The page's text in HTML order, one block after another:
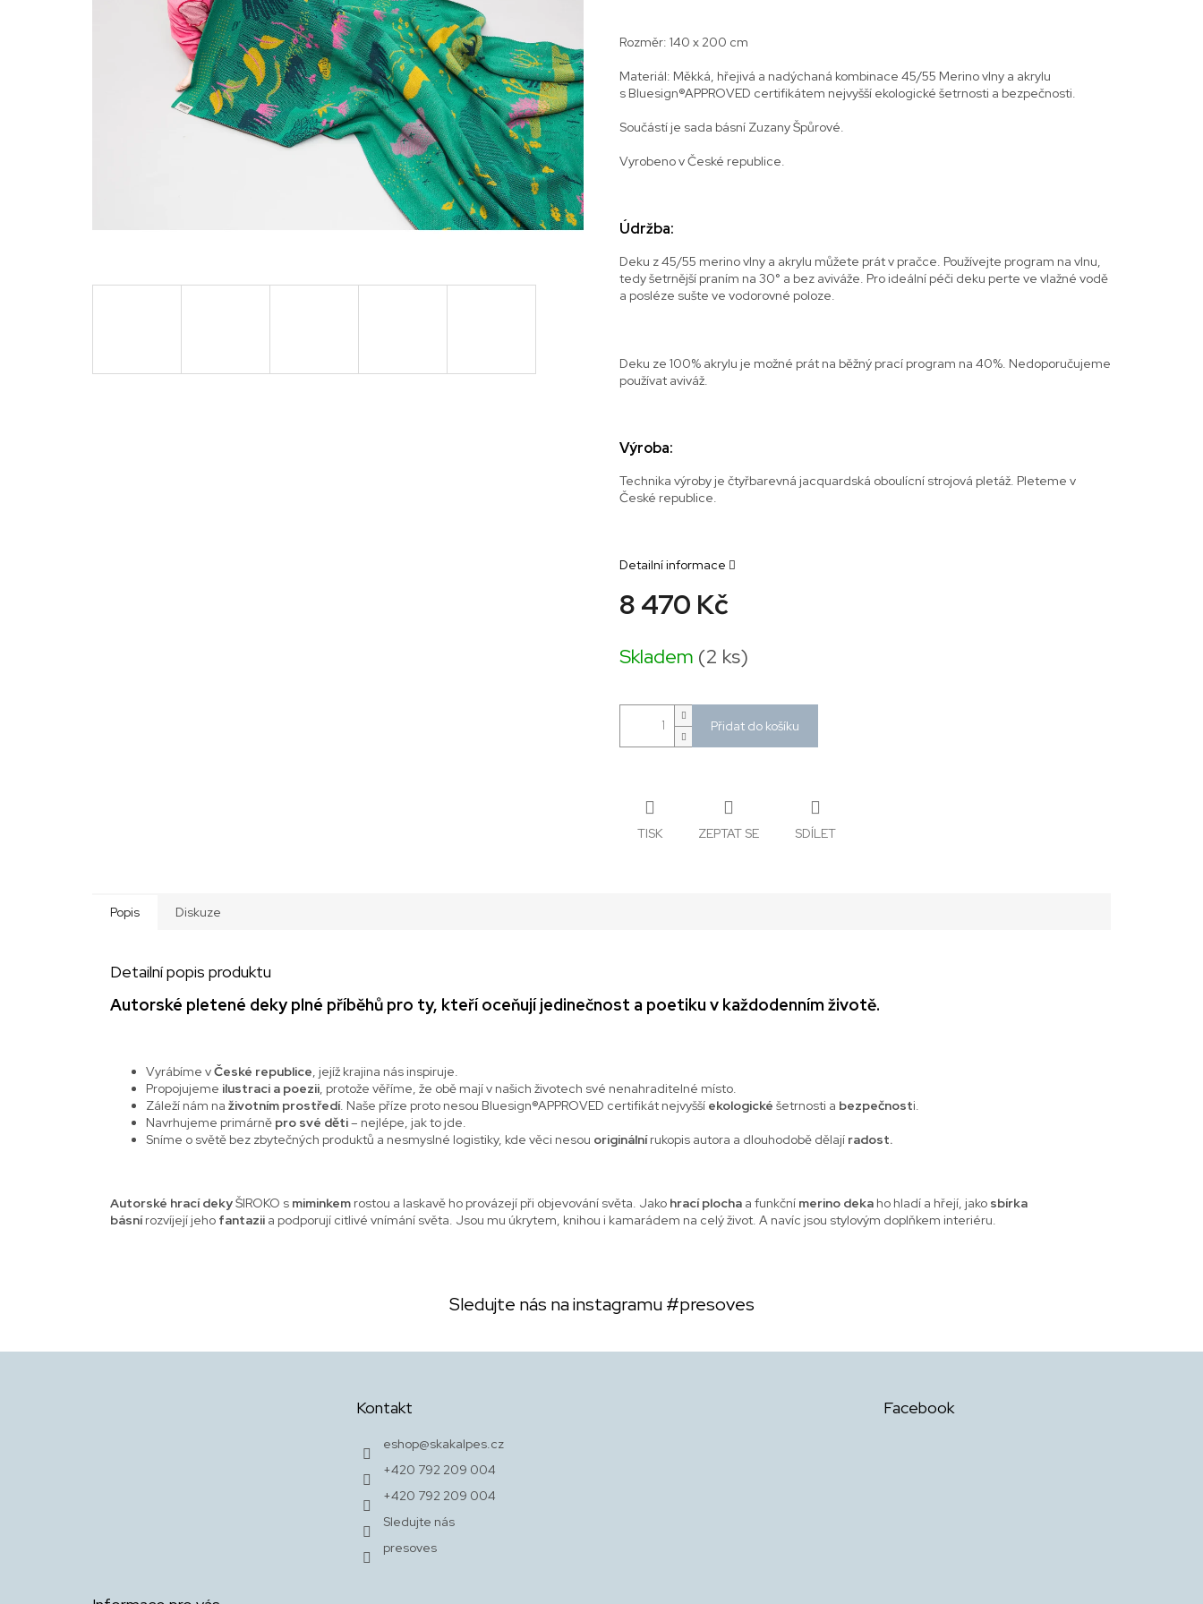
8 470 Kč
cena:
Skladem (2 ks)
Přidat do košíku
Rozměr: 140 x 200 cm
Materiál: Měkká, hřejivá a nadýchaná kombinace 45/55 Merino vlny a akrylu
s Bluesign®APPROVED certifikátem nejvyšší ekologické šetrnosti a bezpečnosti.
Součástí je sada básní Zuzany Špůrové.
Vyrobeno v České republice.
Údržba:
Deku z 45/55 merino vlny a akrylu můžete prát v pračce. Používejte program na vlnu,
tedy šetrnější praním na 30° a bez aviváže. Pro ideální péči deku perte ve vlažné vodě
a posléze sušte ve vodorovné poloze.
Deku ze 100% akrylu je možné prát na běžný prací program na 40%. Nedoporučujeme
používat aviváž.
Výroba:
Technika výroby je čtyřbarevná jacquardská oboulícní strojová pletáž. Pleteme v
České republice.
Detailní informace
TISK ZEPTAT SE SDÍLET
Popis Diskuze
Detailní popis produktu
Autorské pletené deky plné příběhů pro ty, kteří oceňují jedinečnost a poetiku v každodenním životě.
Vyrábíme vČeské republice, jejíž krajina nás inspiruje.
Propojujeme ilustraci a poezii, protože věříme, že obě mají v našich životech své nenahraditelné místo.
Záleží nám na životním prostředí. Naše příze proto nesou Bluesign®APPROVED certifikát nejvyšší ekologické šetrnosti a bezpečnosti.
Navrhujeme primárně pro své děti– nejlépe, jak to jde.
Sníme o světě bez zbytečných produktů a nesmyslné logistiky, kde věci nesou originální rukopis autora a dlouhodobě dělají radost.
Autorské hrací dekyŠIROKO s miminkem rostou a laskavě ho provázejí při objevování světa. Jako hrací plocha a funkční merino deka ho hladí a hřejí, jako sbírka
básnírozvíjejí jeho fantazii a podporují citlivé vnímání světa. Jsou mu úkrytem, knihou i kamarádem na celý život. A navíc jsou stylovým doplňkem interiéru.
Sledujte nás na instagramu#presoves
Kontakt
eshop@skakalpes.cz
+420 792 209 004
+420 792 209 004
Sledujte nás
presoves
Facebook